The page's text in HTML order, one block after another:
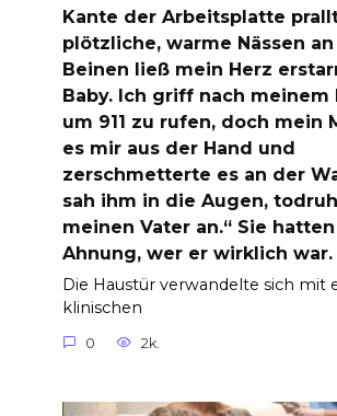
Kante der Arbeitsplatte
plötzliche, warme Nässen
Beinen ließ mein Herz
Baby. Ich griff nach meinem
um 911 zu rufen, doch mein
es mir aus der Hand und
zerschmetterte es an der
sah ihm in die Augen,
meinen Vater an.“ Sie
Ahnung, wer er wirklich war.
Die Haustür verwandelte sich mit
klinischen
0 2k.